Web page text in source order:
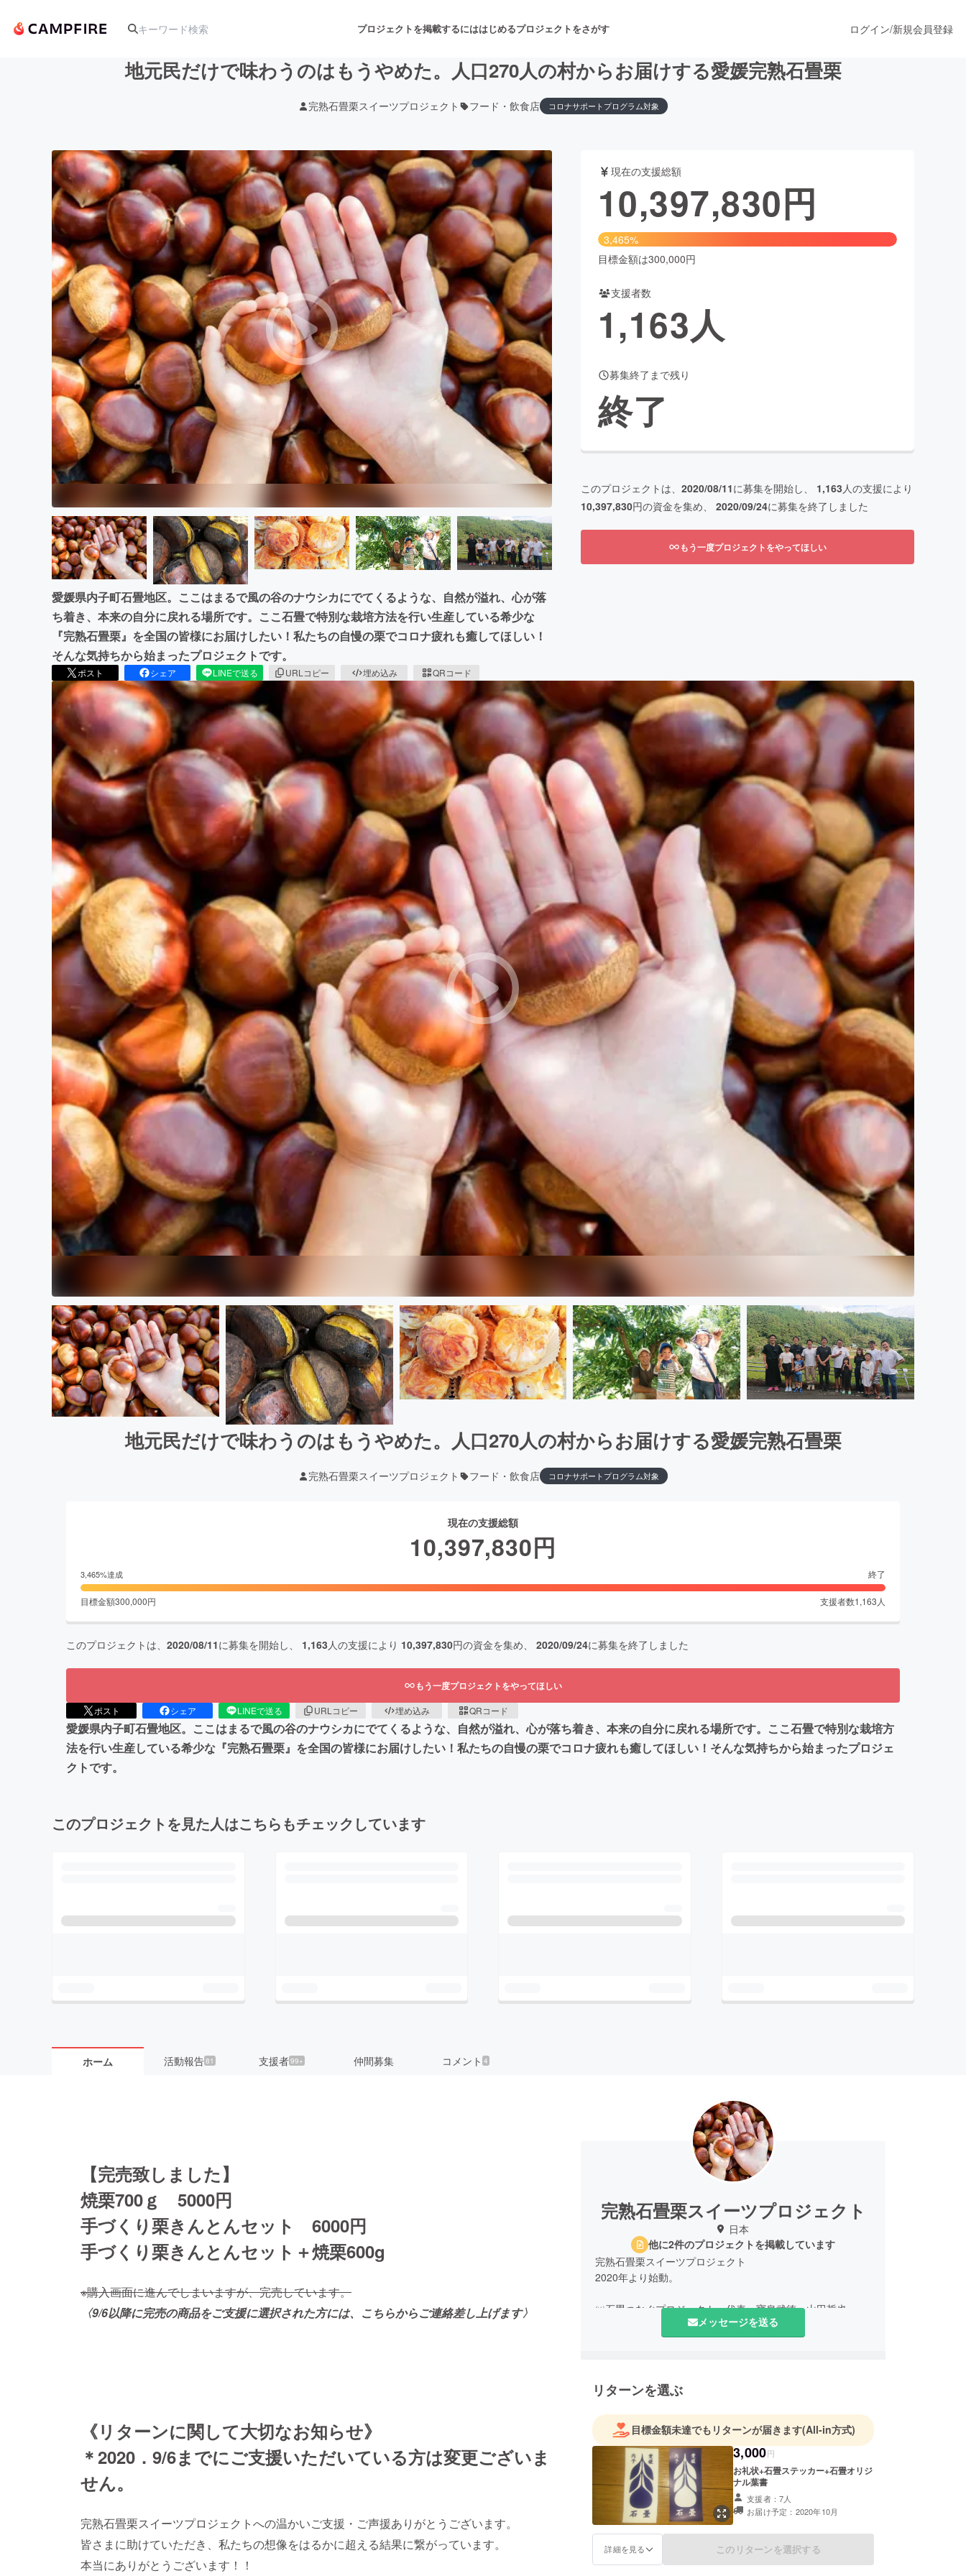
プロジェクトを掲載するにははじめるプロジェクトをさがす
アート・写真 音楽 舞台・パフォーマンス
テクノロジー・ガジェット ゲーム・サービス開発 フード・飲食店 ファッション
映像・映画 書籍・雑誌出版 アニメ・漫画
ビジネス・起業 チャレンジ ビューティー・ヘルスケア
まちづくり・地域活性化
CAMPFIRE for Social GoodCAMPFIRE Creation
CAMPFIREふるさと納税machi-yaコミュニティ
ログイン/新規会員登録
地元民だけで味わうのはもうやめた。人口270人の村からお届けする愛媛完熟石畳栗
完熟石畳栗スイーツプロジェクト フード・飲食店 コロナサポートプログラム対象
愛媛県内子町石畳地区。ここはまるで風の谷のナウシカにでてくるような、自然が溢れ、心が落
ち着き、本来の自分に戻れる場所です。ここ石畳で特別な栽培方法を行い生産している希少な
『完熟石畳栗』を全国の皆様にお届けしたい！私たちの自慢の栗でコロナ疲れも癒してほしい！
そんな気持ちから始まったプロジェクトです。
ポスト シェア LINEで送る URLコピー 埋め込み QRコード
現在の支援総額
10,397,830円
3,465%
目標金額は300,000円
支援者数
1,163人
募集終了まで残り
終了
このプロジェクトは、 2020/08/11に募集を開始し、 1,163人の支援により
10,397,830円の資金を集め、 2020/09/24に募集を終了しました
もう一度プロジェクトをやってほしい
地元民だけで味わうのはもうやめた。人口270人の村からお届けする愛媛完熟石畳栗
完熟石畳栗スイーツプロジェクト フード・飲食店 コロナサポートプログラム対象
現在の支援総額
10,397,830円
3,465%達成 終了
目標金額300,000円 支援者数1,163 人
このプロジェクトは、 2020/08/11に募集を開始し、 1,163人の支援により 10,397,830円の資金を集め、 2020/09/24に募集を終了しました
もう一度プロジェクトをやってほしい
ポスト シェア LINEで送る URLコピー 埋め込み QRコード
愛媛県内子町石畳地区。ここはまるで風の谷のナウシカにでてくるような、自然が溢れ、心が落ち着き、本来の自分に戻れる場所です。ここ石畳で特別な栽培方
法を行い生産している希少な『完熟石畳栗』を全国の皆様にお届けしたい！私たちの自慢の栗でコロナ疲れも癒してほしい！そんな気持ちから始まったプロジェ
クトです。
このプロジェクトを見た人はこちらもチェックしています
ホーム 活動報告81 支援者99+ 仲間募集 コメント 4
【完売致しました】
焼栗700ｇ 5000円
手づくり栗きんとんセット 6000円
手づくり栗きんとんセット＋焼栗600g
※購入画面に進んでしまいますが、完売しています。
〈9/6以降に完売の商品をご支援に選択された方には、こちらからご連絡差し上げます〉
《リターンに関して大切なお知らせ》
＊2020．9/6までにご支援いただいている方は変更ございま
せん。
完熟石畳栗スイーツプロジェクトへの温かいご支援・ご声援ありがとうございます。
皆さまに助けていただき、私たちの想像をはるかに超える結果に繋がっています。
本当にありがとうございます！！
完熟石畳栗スイーツプロジェクト
日本
他に2件のプロジェクトを掲載しています
完熟石畳栗スイーツプロジェクト
2020年より始動。
㈱石畳つなぐプロジェクト 代表 寶泉武徳 山田哲也 福
㈲ラポール 橘憲一郎
クラウドファンディングコンサルタント
メッセージを送る
リターンを選ぶ
目標金額未達でもリターンが届きます(All-in方式)
3,000円
お礼状+石畳ステッカー+石畳オリジ
ナル葉書
支援者：7人
お届け予定：2020年10月
詳細を見る このリターンを選択する